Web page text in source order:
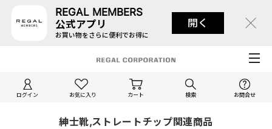
REGAL MEMBERS
公式アプリ
お買い物をさらに便利でお得に
開く
ログイン お気に入り カート 検索 お問合せ
紳士靴,ストレートチップ関連商品